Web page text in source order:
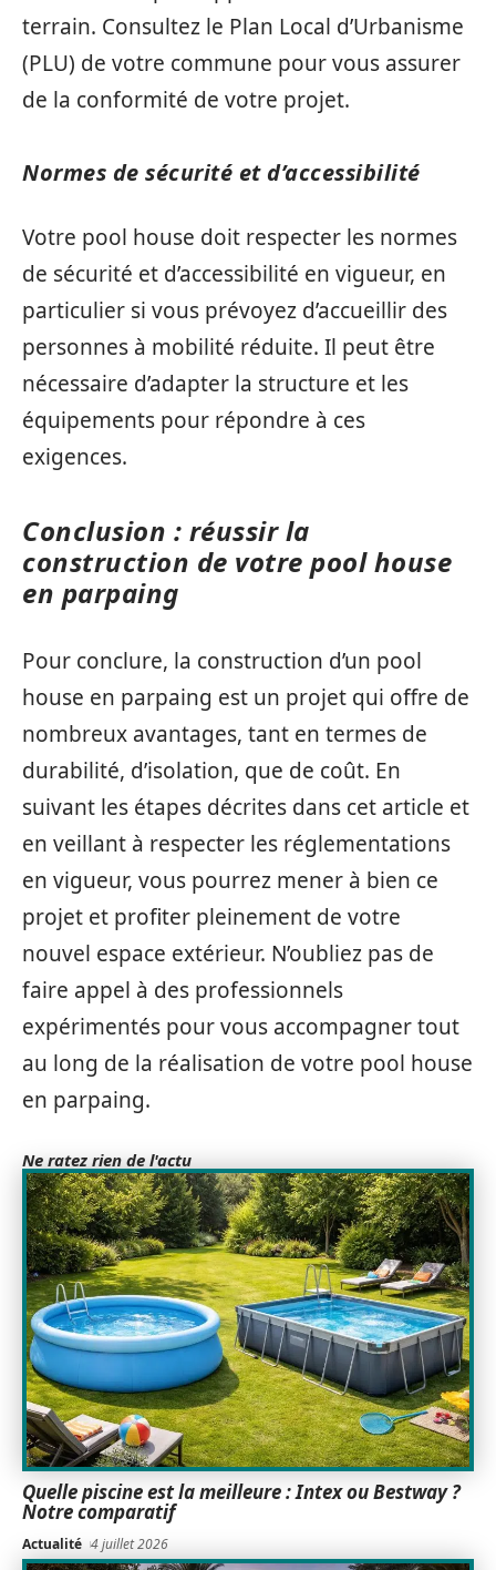
terrain. Consultez le Plan Local d’Urbanisme
(PLU) de votre commune pour vous assurer
de la conformité de votre projet.
Normes de sécurité et d’accessibilité
Votre pool house doit respecter les normes
de sécurité et d’accessibilité en vigueur, en
particulier si vous prévoyez d’accueillir des
personnes à mobilité réduite. Il peut être
nécessaire d’adapter la structure et les
équipements pour répondre à ces
exigences.
Conclusion : réussir la
construction de votre pool house
en parpaing
Pour conclure, la construction d’un pool
house en parpaing est un projet qui offre de
nombreux avantages, tant en termes de
durabilité, d’isolation, que de coût. En
suivant les étapes décrites dans cet article et
en veillant à respecter les réglementations
en vigueur, vous pourrez mener à bien ce
projet et profiter pleinement de votre
nouvel espace extérieur. N’oubliez pas de
faire appel à des professionnels
expérimentés pour vous accompagner tout
au long de la réalisation de votre pool house
en parpaing.
Ne ratez rien de l'actu
Quelle piscine est la meilleure : Intex ou Bestway ?
Notre comparatif
Actualité 4 juillet 2026